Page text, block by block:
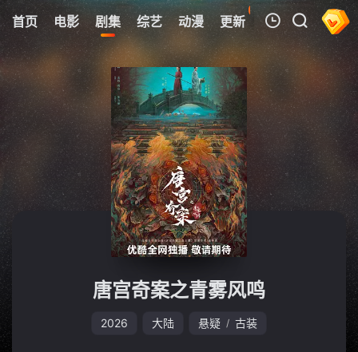
首页 电影 剧集 综艺 动漫 更新 热榜 APP
我的观影记录
暂无观看影片的记录
唐宫奇案之青雾风鸣
2026 大陆 悬疑 / 古装